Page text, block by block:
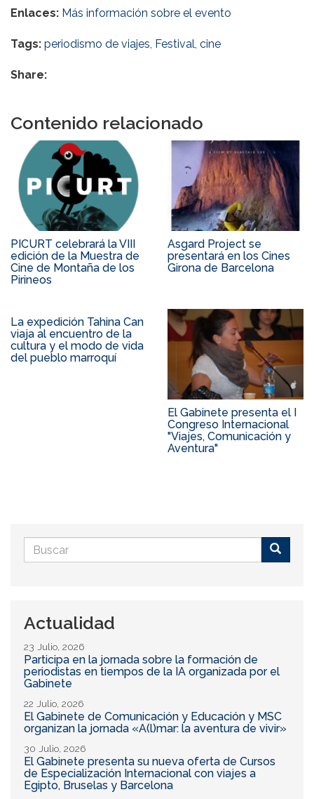
Enlaces: Más información sobre el evento
Tags: periodismo de viajes, Festival, cine
Share:
Contenido relacionado
PICURT celebrará la VIII
edición de la Muestra de
Cine de Montaña de los
Pirineos
Asgard Project se
presentará en los Cines
Girona de Barcelona
La expedición Tahina Can
viaja al encuentro de la
cultura y el modo de vida
del pueblo marroquí
El Gabinete presenta el I
Congreso Internacional
"Viajes, Comunicación y
Aventura"
Formulario
de
Actualidad
23 Julio, 2026
Participa en la jornada sobre la formación de
periodistas en tiempos de la IA organizada por el
Gabinete
22 Julio, 2026
El Gabinete de Comunicación y Educación y MSC
organizan la jornada «A(l)mar: la aventura de vivir»
30 Julio, 2026
El Gabinete presenta su nueva oferta de Cursos
de Especialización Internacional con viajes a
Egipto, Bruselas y Barcelona